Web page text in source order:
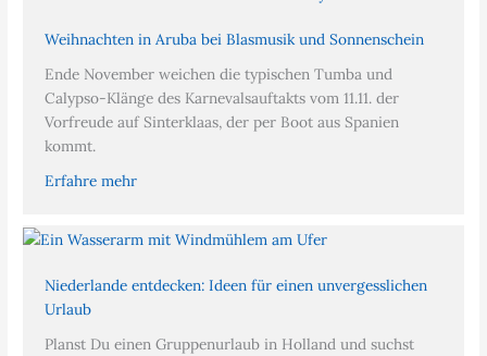
Weihnachten in Aruba bei Blasmusik und Sonnenschein
Ende November weichen die typischen Tumba und
Calypso-Klänge des Karnevalsauftakts vom 11.11. der
Vorfreude auf Sinterklaas, der per Boot aus Spanien
kommt.
Erfahre mehr
Niederlande entdecken: Ideen für einen unvergesslichen
Urlaub
Planst Du einen Gruppenurlaub in Holland und suchst